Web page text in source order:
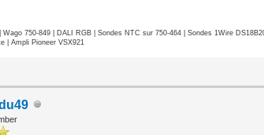
750-849 | DALI RGB | Sondes NTC sur 750-464 | Sondes 1Wire
| Ampli Pioneer VSX921